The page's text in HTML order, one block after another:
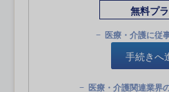
無料プ
医療・介護に従
手続きへ
医療・介護関連業界